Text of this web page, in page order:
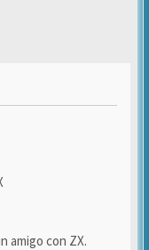
amigo con ZX.